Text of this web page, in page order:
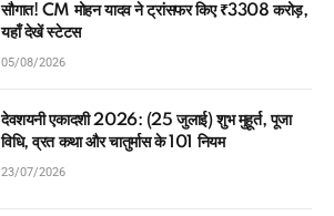
सौगात! CM मोहन यादव ने ट्रांसफर किए ₹3308 करोड़,
यहाँ देखें स्टेटस
05/08/2026
देवशयनी एकादशी 2026: (25 जुलाई) शुभ मुहूर्त, पूजा
विधि, व्रत कथा और चातुर्मास के 101 नियम
23/07/2026